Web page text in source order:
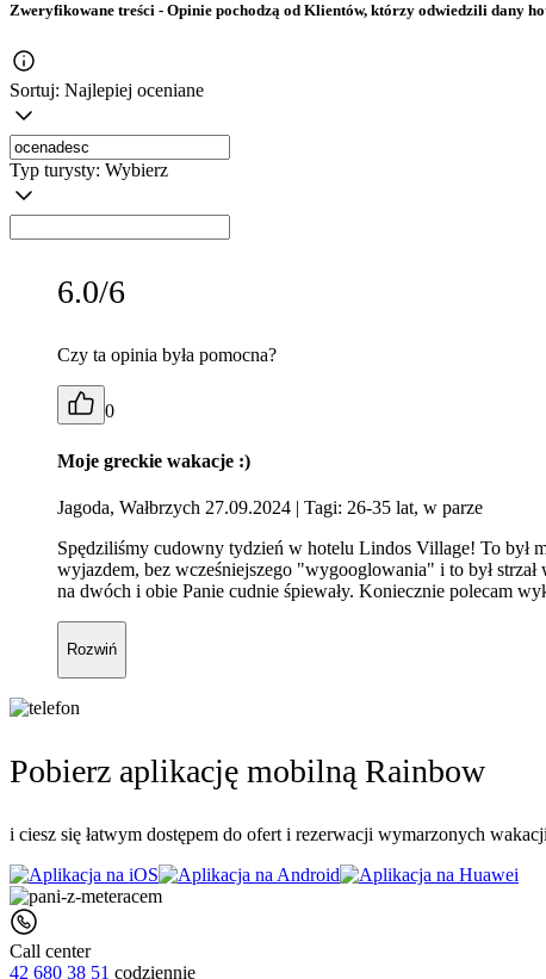
Zweryfikowane treści - Opinie pochodzą od Klientów, którzy odwiedzili dany
Sortuj: Najlepiej oceniane
Typ turysty: Wybierz
6.0/6
Czy ta opinia była pomocna?
0
Moje greckie wakacje :)
Jagoda, Wałbrzych 27.09.2024 | Tagi: 26-35 lat, w parze
Spędziliśmy cudowny tydzień w hotelu Lindos Village! To był
wyjazdem, bez wcześniejszego "wygooglowania" i to był
na dwóch i obie Panie cudnie śpiewały. Koniecznie polecam
Rozwiń
Pobierz aplikację mobilną Rainbow
i ciesz się łatwym dostępem do ofert i rezerwacji wymarzonych
Call center
42 680 38 51 codziennie